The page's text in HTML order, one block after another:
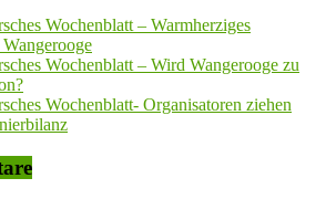
Wochenblatt – Warmherziges
Wochenblatt – Wird Wangerooge zu
Wochenblatt- Organisatoren ziehen